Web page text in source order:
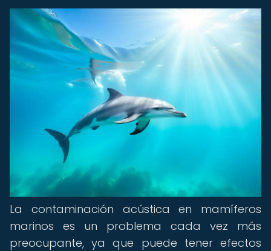
La contaminación acústica en mamíferos
marinos es un problema cada vez más
preocupante, ya que puede tener efectos